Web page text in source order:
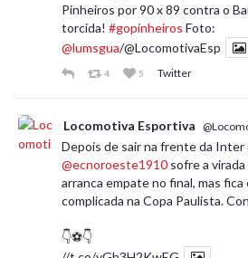
Pinheiros por 90 x 89 contra o
torcida! #gopinheiros Foto:
@lumsgua/@LocomotivaEsp
4 5 Twitter
Locomotiva Esportiva
Depois de sair na frente da Inter
@ecnoroeste1910 sofre a
arranca empate no final, mas fica
complicada na Copa Paulista.
👇⚽️👇